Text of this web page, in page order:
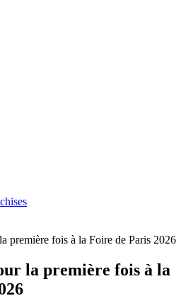
première fois à la Foire de Paris 2026
la première fois à la